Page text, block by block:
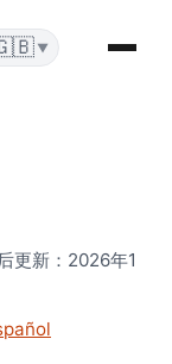
▼
更新：2026年1